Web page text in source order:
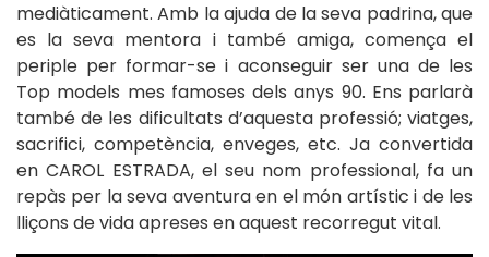
mediàticament. Amb la ajuda de la seva padrina, que
es la seva mentora i també amiga, comença el
periple per formar-se i aconseguir ser una de les
Top models mes famoses dels anys 90. Ens parlarà
també de les dificultats d’aquesta professió; viatges,
sacrifici, competència, enveges, etc. Ja convertida
en CAROL ESTRADA, el seu nom professional, fa un
repàs per la seva aventura en el món artístic i de les
lliçons de vida apreses en aquest recorregut vital.